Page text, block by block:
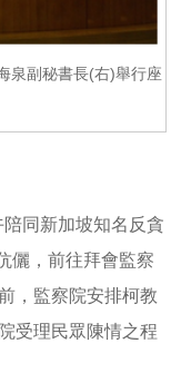
泉副秘書長(右)舉行座
同新加坡知名反貪
儷，前往拜會監察
，監察院安排柯教
受理民眾陳情之程